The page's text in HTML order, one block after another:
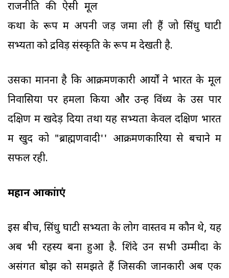
राजनीति की ऐसी मूल
कथा के रूप में अपनी जड़ें जमा ली हैं जो सिंधु घाटी
सभ्यता को द्रविड़ संस्कृति के रूप में देखती है.
उसका मानना है कि आक्रमणकारी आर्यों ने भारत के मूल
निवासियों पर हमला किया और उन्हें विंध्य के उस पार
दक्षिण में खदेड़ दिया तथा यह सभ्यता केवल दक्षिण भारत
में खुद को "ब्राह्मणवादी'' आक्रमणकारियों से बचाने में
सफल रही.
महान आकांक्षाएं
इस बीच, सिंधु घाटी सभ्यता के लोग वास्तव में कौन थे, यह
अब भी रहस्य बना हुआ है. शिंदे उन सभी उम्मीदों के
असंगत बोझ को समझते हैं जिसकी जानकारी अब एक